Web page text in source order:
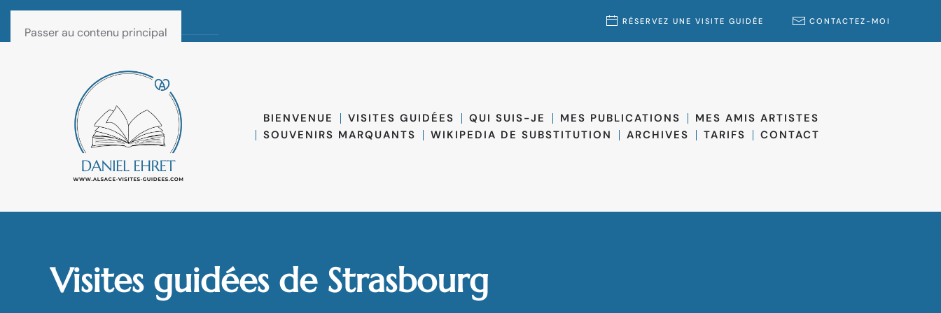
Passer au contenu principal
RÉSERVEZ UNE VISITE GUIDÉE CONTACTEZ-MOI
BIENVENUE VISITES GUIDÉES QUI SUIS-JE MES PUBLICATIONS
MES AMIS ARTISTES
SOUVENIRS MARQUANTS
WIKIPEDIA DE SUBSTITUTION ARCHIVES TARIFS CONTACT
Visites guidées de Strasbourg